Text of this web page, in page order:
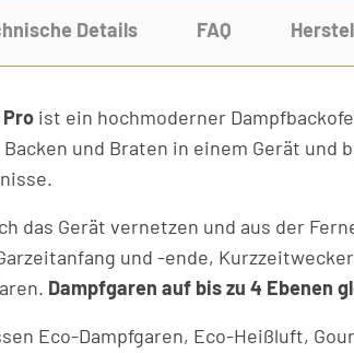
Details FAQ
Pro ist ein hochmoderner
und Braten in einem Gerät und
das Gerät vernetzen und aus der
und -ende,
Dampfgaren auf bis zu 4 Ebenen
Eco-Dampfgaren, Eco-Heißluft,